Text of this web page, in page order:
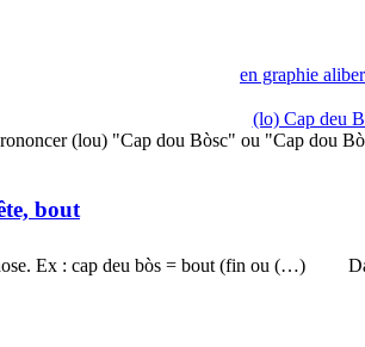
en graphie
(lo) Cap deu
(lou) "Cap dou Bòsc" ou "Cap dou
bout
Ex : cap deu bòs = bout (fin ou (…)